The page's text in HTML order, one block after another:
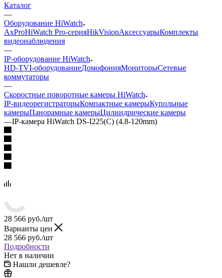
Каталог
—
Оборудование HiWatch
AxProHiWatch Pro-серияHikVisionАксессуарыКомплекты
видеонаблюдения
—
IP-оборудование HiWatch
HD-TVI-оборудованиеДомофонияМониторыСетевые
коммутаторы
—
Скоростные поворотные камеры HiWatch
IP-видеорегистраторыКомпактные камерыКупольные
камерыПанорамные камерыЦилиндрические камеры
—IP-камера HiWatch DS-I225(C) (4.8-120mm)
28 566 руб./шт
Варианты цен
28 566 руб./шт
Подробности
Нет в наличии
Нашли дешевле?